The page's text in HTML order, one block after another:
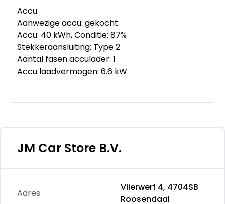
Accu
Aanwezige accu: gekocht
Accu: 40 kWh, Conditie: 87%
Stekkeraansluiting: Type 2
Aantal fasen acculader: 1
Accu laadvermogen: 6.6 kW
Gemiddeld elektriciteitsverbruik: 14,8
kWh/100km
Onderhoud, historie en staat
onderhouden)
JM Car Store B.V.
Adres
Vlierwerf 4, 4704SB
Roosendaal